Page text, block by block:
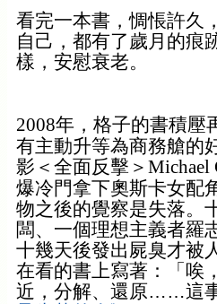
看完一本書，惆悵許久
自己，都有了歲月的痕
樣，安慰衰老。
2008年，格子的書積壓
有主動升等為商務艙的
影＜全面反擊＞ Michael
爆冷門拿下奧斯卡女配
物之後的覺察是失落。
闆、一個理想主義者羅
十幾天後發出屍臭才被
在看的書上寫著：「唉
近，分解、還原……這